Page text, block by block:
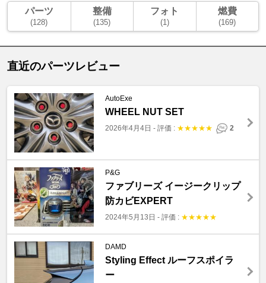
パーツ
(128)
整備
(135)
フォト
(1)
燃費
(169)
直近のパーツレビュー
AutoExe
WHEEL NUT SET
2026年4月4日 - 評価 : ★★★★★ 2
P&G
ファブリーズ イージークリップ
防カビEXPERT
2024年5月13日 - 評価 : ★★★★★
DAMD
Styling Effect ルーフスポイラ
ー